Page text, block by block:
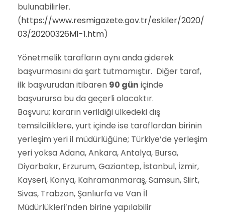
bulunabilirler.
(https://www.resmigazete.gov.tr/eskiler/2020/
03/20200326M1-1.htm)
Yönetmelik tarafların aynı anda giderek
başvurmasını da şart tutmamıştır. Diğer taraf,
ilk başvurudan itibaren 90 gün içinde
başvurursa bu da geçerli olacaktır.
Başvuru; kararın verildiği ülkedeki dış
temsilciliklere, yurt içinde ise taraflardan birinin
yerleşim yeri il müdürlüğüne; Türkiye’de yerleşim
yeri yoksa Adana, Ankara, Antalya, Bursa,
Diyarbakır, Erzurum, Gaziantep, İstanbul, İzmir,
Kayseri, Konya, Kahramanmaraş, Samsun, Siirt,
Sivas, Trabzon, Şanlıurfa ve Van İl
Müdürlükleri’nden birine yapılabilir